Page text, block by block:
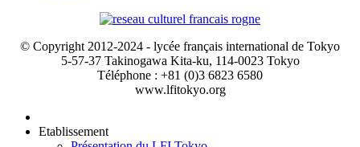
© Copyright 2012-2024 - lycée français international de Tokyo
5-57-37 Takinogawa Kita-ku, 114-0023 Tokyo
Téléphone : +81 (0)3 6823 6580
www.lfitokyo.org
Etablissement